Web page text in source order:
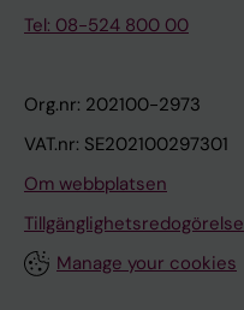
Tel: 08-524 800 00
Org.nr: 202100-2973
VAT.nr: SE202100297301
Om webbplatsen
Tillgänglighetsredogörelse
Manage your cookies